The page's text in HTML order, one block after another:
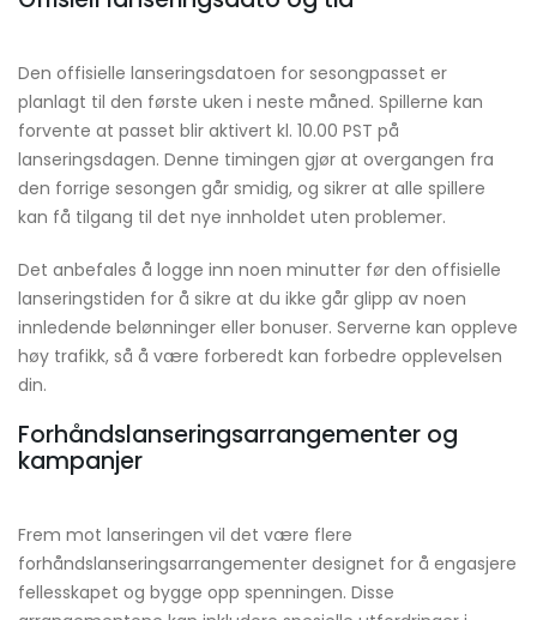
Den offisielle lanseringsdatoen for sesongpasset er
planlagt til den første uken i neste måned. Spillerne kan
forvente at passet blir aktivert kl. 10.00 PST på
lanseringsdagen. Denne timingen gjør at overgangen fra
den forrige sesongen går smidig, og sikrer at alle spillere
kan få tilgang til det nye innholdet uten problemer.
Det anbefales å logge inn noen minutter før den offisielle
lanseringstiden for å sikre at du ikke går glipp av noen
innledende belønninger eller bonuser. Serverne kan oppleve
høy trafikk, så å være forberedt kan forbedre opplevelsen
din.
Forhåndslanseringsarrangementer og
kampanjer
Frem mot lanseringen vil det være flere
forhåndslanseringsarrangementer designet for å engasjere
fellesskapet og bygge opp spenningen. Disse